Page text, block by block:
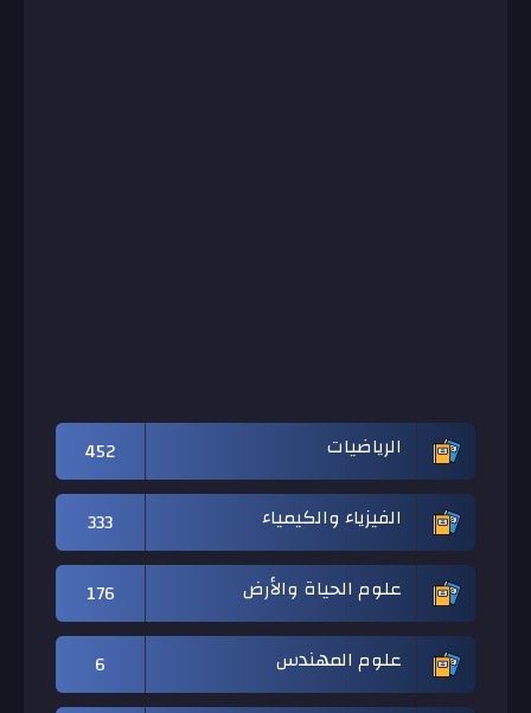
الرياضيات
452
الفيزياء والكيمياء
333
علوم الحياة والأرض
176
علوم المهندس
6